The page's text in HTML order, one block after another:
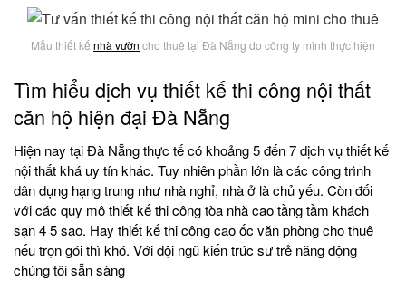
Mẫu thiết kế nhà vườn cho thuê tại Đà Nẵng do công ty mình thực hiện
Tìm hiểu dịch vụ thiết kế thi công nội thất
căn hộ hiện đại Đà Nẵng
Hiện nay tại Đà Nẵng thực tế có khoảng 5 đến 7 dịch vụ thiết kế
nội thất khá uy tín khác. Tuy nhiên phần lớn là các công trình
dân dụng hạng trung như nhà nghỉ, nhà ở là chủ yếu. Còn đối
với các quy mô thiết kế thi công tòa nhà cao tầng tầm khách
sạn 4 5 sao. Hay thiết kế thi công cao ốc văn phòng cho thuê
nếu trọn gói thì khó. Với đội ngũ kiến trúc sư trẻ năng động
chúng tôi sẵn sàng